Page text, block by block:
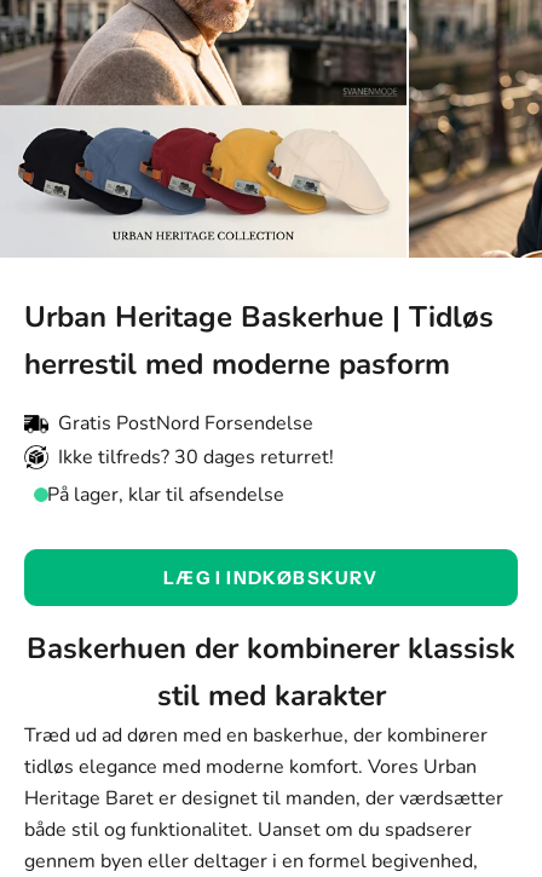
Urban Heritage Baskerhue | Tidløs
herrestil med moderne pasform
Gratis PostNord Forsendelse
Ikke tilfreds? 30 dages returret!
På lager, klar til afsendelse
Farve:
Farve
Beige
Sort
Rød
Gul
LÆG I INDKØBSKURV
Baskerhuen der kombinerer klassisk
stil med karakter
Træd ud ad døren med en baskerhue, der kombinerer
tidløs elegance med moderne komfort. Vores Urban
Heritage Baret er designet til manden, der værdsætter
både stil og funktionalitet. Uanset om du spadserer
gennem byen eller deltager i en formel begivenhed,